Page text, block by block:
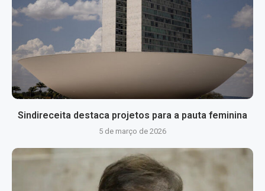
Sindireceita destaca projetos para a pauta feminina
5 de março de 2026